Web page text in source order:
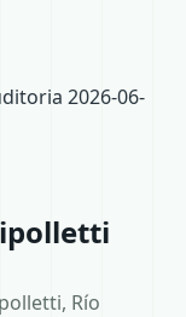
2026-06-
Río